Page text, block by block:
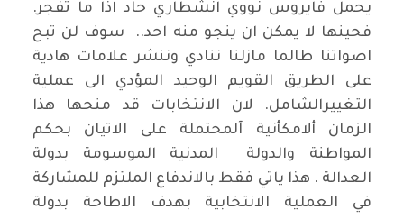
يحمل فايروس نووي انشطاري حاد اذا ما تفجر.
فحينها لا يمكن ان ينجو منه احد.. سوف لن تبح
اصواتنا طالما مازلنا ننادي وننشر علامات هادية
على الطريق القويم الوحيد المؤدي الى عملية
التغييرالشامل. لان الانتخابات قد منحها هذا
الزمان ألامكأنية آلمحتملة على الاتيان بحكم
المواطنة والدولة المدنية الموسومة بدولة
العدالة . هذا ياتي فقط بالاندفاع الملتزم للمشاركة
في العملية الانتخابية بهدف الاطاحة بدولة